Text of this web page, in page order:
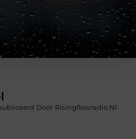
Door Risingflowradio.nl